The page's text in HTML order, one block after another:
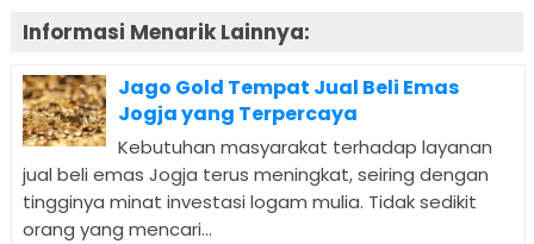
Informasi Menarik Lainnya:
Jago Gold Tempat Jual Beli Emas
Jogja yang Terpercaya
Kebutuhan masyarakat terhadap layanan
jual beli emas Jogja terus meningkat, seiring dengan
tingginya minat investasi logam mulia. Tidak sedikit
orang yang mencari...